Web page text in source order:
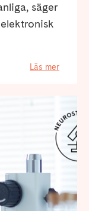
säger
Läs mer